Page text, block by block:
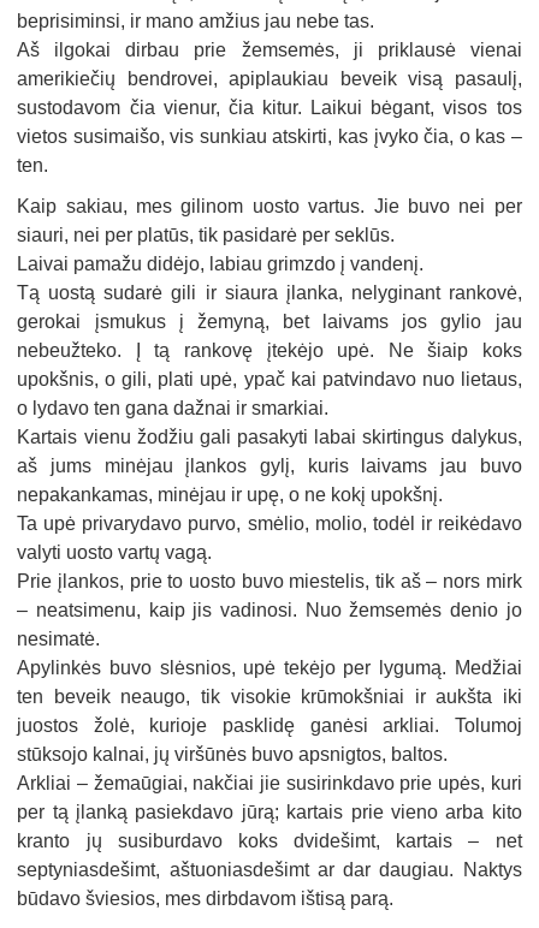
beprisiminsi, ir mano amžius jau nebe tas.
Aš ilgokai dirbau prie žemsemės, ji priklausė vienai
amerikiečių bendrovei, apiplaukiau beveik visą pasaulį,
sustodavom čia vienur, čia kitur. Laikui bėgant, visos tos
vietos susimaišo, vis sunkiau atskirti, kas įvyko čia, o kas –
ten.
Kaip sakiau, mes gilinom uosto vartus. Jie buvo nei per
siauri, nei per platūs, tik pasidarė per seklūs.
Laivai pamažu didėjo, labiau grimzdo į vandenį.
Tą uostą sudarė gili ir siaura įlanka, nelyginant rankovė,
gerokai įsmukus į žemyną, bet laivams jos gylio jau
nebeužteko. Į tą rankovę įtekėjo upė. Ne šiaip koks
upokšnis, o gili, plati upė, ypač kai patvindavo nuo lietaus,
o lydavo ten gana dažnai ir smarkiai.
Kartais vienu žodžiu gali pasakyti labai skirtingus dalykus,
aš jums minėjau įlankos gylį, kuris laivams jau buvo
nepakankamas, minėjau ir upę, o ne kokį upokšnį.
Ta upė privarydavo purvo, smėlio, molio, todėl ir reikėdavo
valyti uosto vartų vagą.
Prie įlankos, prie to uosto buvo miestelis, tik aš – nors mirk
– neatsimenu, kaip jis vadinosi. Nuo žemsemės denio jo
nesimatė.
Apylinkės buvo slėsnios, upė tekėjo per lygumą. Medžiai
ten beveik neaugo, tik visokie krūmokšniai ir aukšta iki
juostos žolė, kurioje pasklidę ganėsi arkliai. Tolumoj
stūksojo kalnai, jų viršūnės buvo apsnigtos, baltos.
Arkliai – žemaūgiai, nakčiai jie susirinkdavo prie upės, kuri
per tą įlanką pasiekdavo jūrą; kartais prie vieno arba kito
kranto jų susiburdavo koks dvidešimt, kartais – net
septyniasdešimt, aštuoniasdešimt ar dar daugiau. Naktys
būdavo šviesios, mes dirbdavom ištisą parą.